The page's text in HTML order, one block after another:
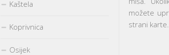
možete
strani karte.
Kaštela
Koprivnica
Osijek